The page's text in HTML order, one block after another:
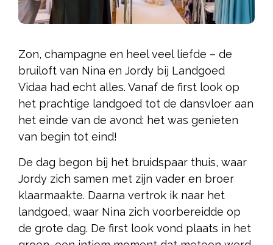
Zon, champagne en heel veel liefde – de
bruiloft van Nina en Jordy bij Landgoed
Vidaa had echt alles. Vanaf de first look op
het prachtige landgoed tot de dansvloer aan
het einde van de avond: het was genieten
van begin tot eind!
De dag begon bij het bruidspaar thuis, waar
Jordy zich samen met zijn vader en broer
klaarmaakte. Daarna vertrok ik naar het
landgoed, waar Nina zich voorbereidde op
de grote dag. De first look vond plaats in het